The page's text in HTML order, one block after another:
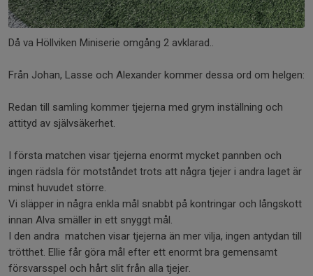
Då va Höllviken Miniserie omgång 2 avklarad..
Från Johan, Lasse och Alexander kommer dessa ord om helgen:
Redan till samling kommer tjejerna med grym inställning och
attityd av självsäkerhet.
I första matchen visar tjejerna enormt mycket pannben och
ingen rädsla för motståndet trots att några tjejer i andra laget är
minst huvudet större.
Vi släpper in några enkla mål snabbt på kontringar och långskott
innan Alva smäller in ett snyggt mål.
I den andra matchen visar tjejerna än mer vilja, ingen antydan till
trötthet. Ellie får göra mål efter ett enormt bra gemensamt
försvarsspel och hårt slit från alla tjejer.